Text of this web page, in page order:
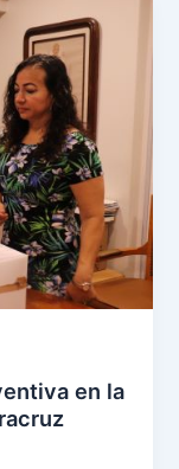
en la